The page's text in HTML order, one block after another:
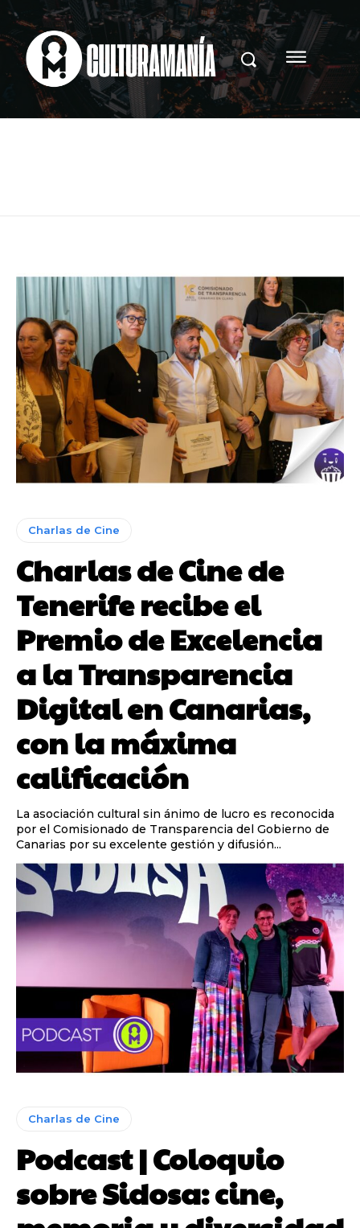
Charlas de Cine
Charlas de Cine de
Tenerife recibe el
Premio de Excelencia
a la Transparencia
Digital en Canarias,
con la máxima
calificación
La asociación cultural sin ánimo de lucro es reconocida
por el Comisionado de Transparencia del Gobierno de
Canarias por su excelente gestión y difusión...
Charlas de Cine
Podcast | Coloquio
sobre Sidosa: cine,